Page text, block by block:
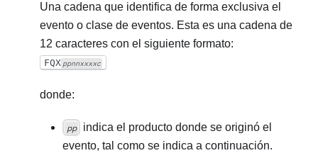
Una cadena que identifica de forma exclusiva el
evento o clase de eventos. Esta es una cadena de
12 caracteres con el siguiente formato:
FQX ppnnxxxxc
donde:
pp
indica el producto donde se originó el
evento, tal como se indica a continuación.